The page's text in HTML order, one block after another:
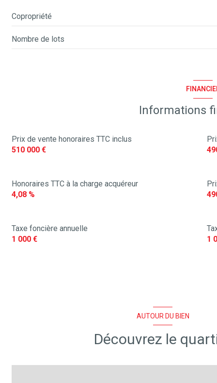
Copropriété
Nombre de lots
Informations
Prix de vente honoraires TTC inclus
510 000 €
Honoraires TTC à la charge acquéreur
4,08 %
Taxe foncière annuelle
1 000 €
1
AUTOUR DU BIEN
Découvrez le